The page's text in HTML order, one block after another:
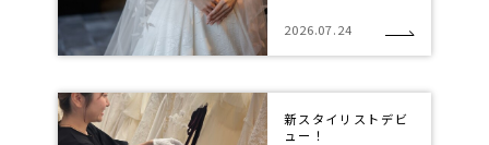
2026.07.24
新スタイリストデビ
ュー！